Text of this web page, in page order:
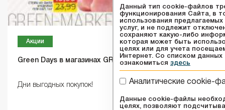
Акции
Green Days в магазинах GREEN!
Дни выгодных покупок!
Данный тип cookie-файлов
функционирования Сайта, в
использования
услуг, и не подлежит
сохраняют какую-либо
которая может быть
целях или для учета
Интернет. Со списком
ознакомиться здесь
Аналитические cookie-
Данные cookie-файлы
целях, позволяют